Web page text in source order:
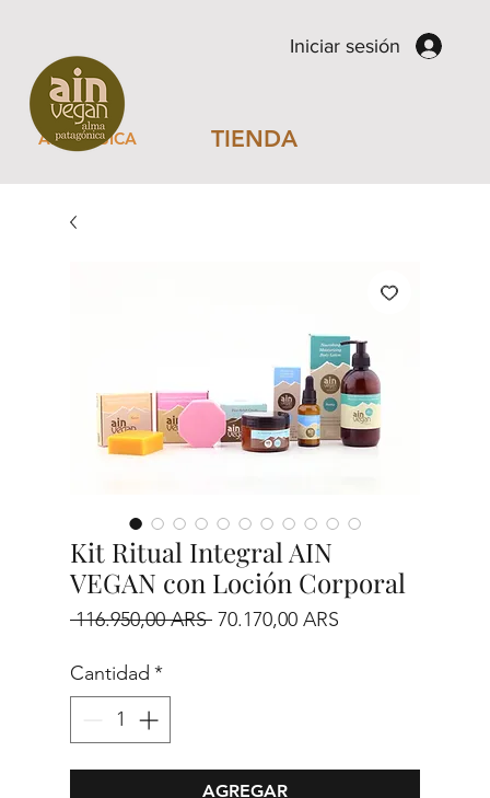
TIENDA
AIN MUSICA
Iniciar sesión
Kit Ritual Integral AIN
VEGAN con Loción Corporal
116.950,00 ARS Precio
70.170,00 ARS
Cantidad *
AGREGAR